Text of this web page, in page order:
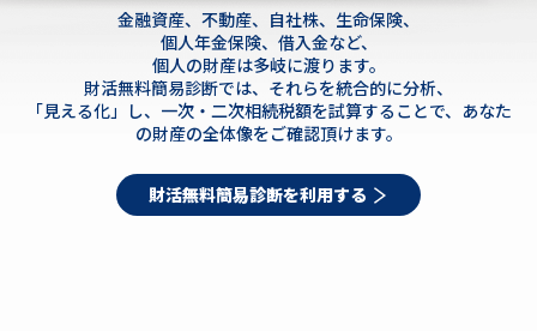
金融資産、不動産、自社株、生命保険、
個人年金保険、借入金など、
個人の財産は多岐に渡ります。
財活無料簡易診断では、それらを統合的に分析、
「見える化」し、一次・二次相続税額を試算することで、あなた
の財産の全体像をご確認頂けます。
財活無料簡易診断を利用する